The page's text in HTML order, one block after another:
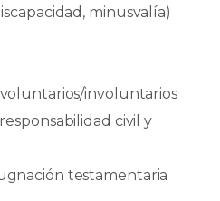
minusvalía)
involuntarios
civil y
testamentaria